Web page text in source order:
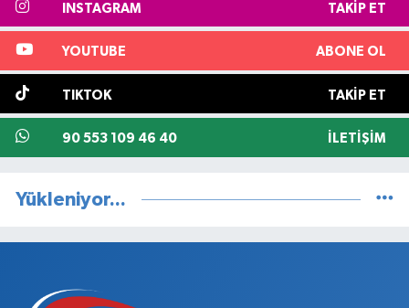
INSTAGRAM TAKIP ET
YOUTUBE ABONE OL
TIKTOK TAKIP ET
90 553 109 46 40 İLETIŞIM
Yükleniyor...